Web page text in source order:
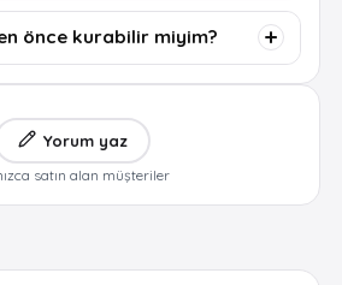
önce kurabilir miyim?
Yorum yaz
satın alan müşteriler